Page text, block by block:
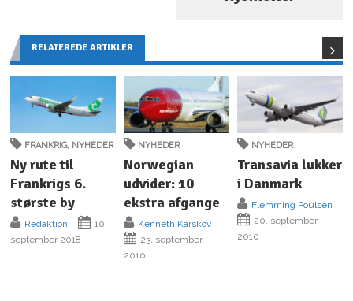
RELATEREDE ARTIKLER
FRANKRIG, NYHEDER
Ny rute til
Frankrigs 6.
største by
Redaktion
10.
september 2018
NYHEDER
Norwegian
udvider: 10
ekstra afgange
Kenneth Karskov
23. september
2010
NYHEDER
Transavia lukker
i Danmark
Flemming Poulsen
20. september
2010